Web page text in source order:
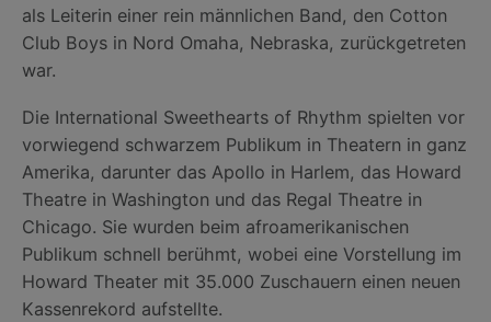
als Leiterin einer rein männlichen Band, den Cotton
Club Boys in Nord Omaha, Nebraska, zurückgetreten
war.
Die International Sweethearts of Rhythm spielten vor
vorwiegend schwarzem Publikum in Theatern in ganz
Amerika, darunter das Apollo in Harlem, das Howard
Theatre in Washington und das Regal Theatre in
Chicago. Sie wurden beim afroamerikanischen
Publikum schnell berühmt, wobei eine Vorstellung im
Howard Theater mit 35.000 Zuschauern einen neuen
Kassenrekord aufstellte.